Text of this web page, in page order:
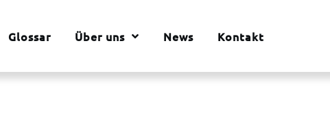
Glossar Über uns News Kontakt